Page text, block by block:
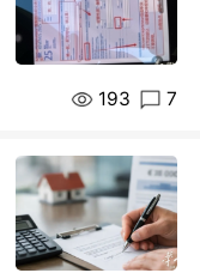
193 7